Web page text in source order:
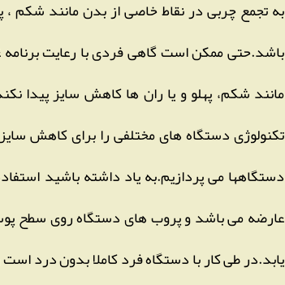
به تجمع چربی در نقاط خاصی از بدن مانند شکم
باشد.حتی ممکن است گاهی فردی با رعایت
مانند شکم، پهلو و یا ران ها کاهش سایز پیدا
تکنولوژی دستگاه های مختلفی را برای کاهش
دستگاهها می پردازیم.به یاد داشته باشید
یابد.در طی کار با دستگاه فرد کاملا بدون درد